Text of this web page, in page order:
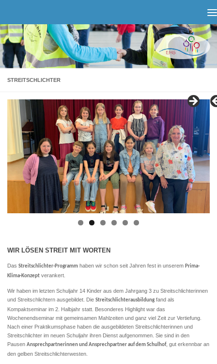
STREITSCHLICHTER
WIR LÖSEN STREIT MIT WORTEN
Das Streitschlichter-Programm haben wir schon seit Jahren fest in unserem Prima-
Klima-Konzept verankert.
Wir haben im letzten Schuljahr 14 Kinder aus dem Jahrgang 3 zu Streitschlichterinnen
und Streitschlichtern ausgebildet. Die Streitschlichterausbildung fand als
Kompaktseminar im 2. Halbjahr statt. Besonderes Highlight war das
Wochenendseminar mit gemeinsamen Mahlzeiten und ganz viel Zeit zur Vertiefung.
Nach einer Praktikumsphase haben die ausgebildeten Streitschlichterinnen und
Streitschlichter im neuen Schuljahr ihren Dienst aufgenommen. Sie sind in den
Pausen Ansprechpartnerinnen und Ansprechpartner auf dem Schulhof, gut erkennbar an
den gelben Streitschlichterwesten